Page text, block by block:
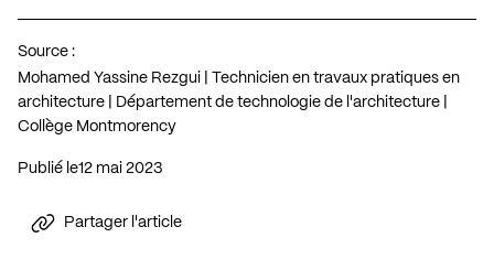
Source :
Mohamed Yassine Rezgui | Technicien en travaux pratiques en
architecture | Département de technologie de l'architecture |
Collège Montmorency
Publié le 12 mai 2023
Partager l'article